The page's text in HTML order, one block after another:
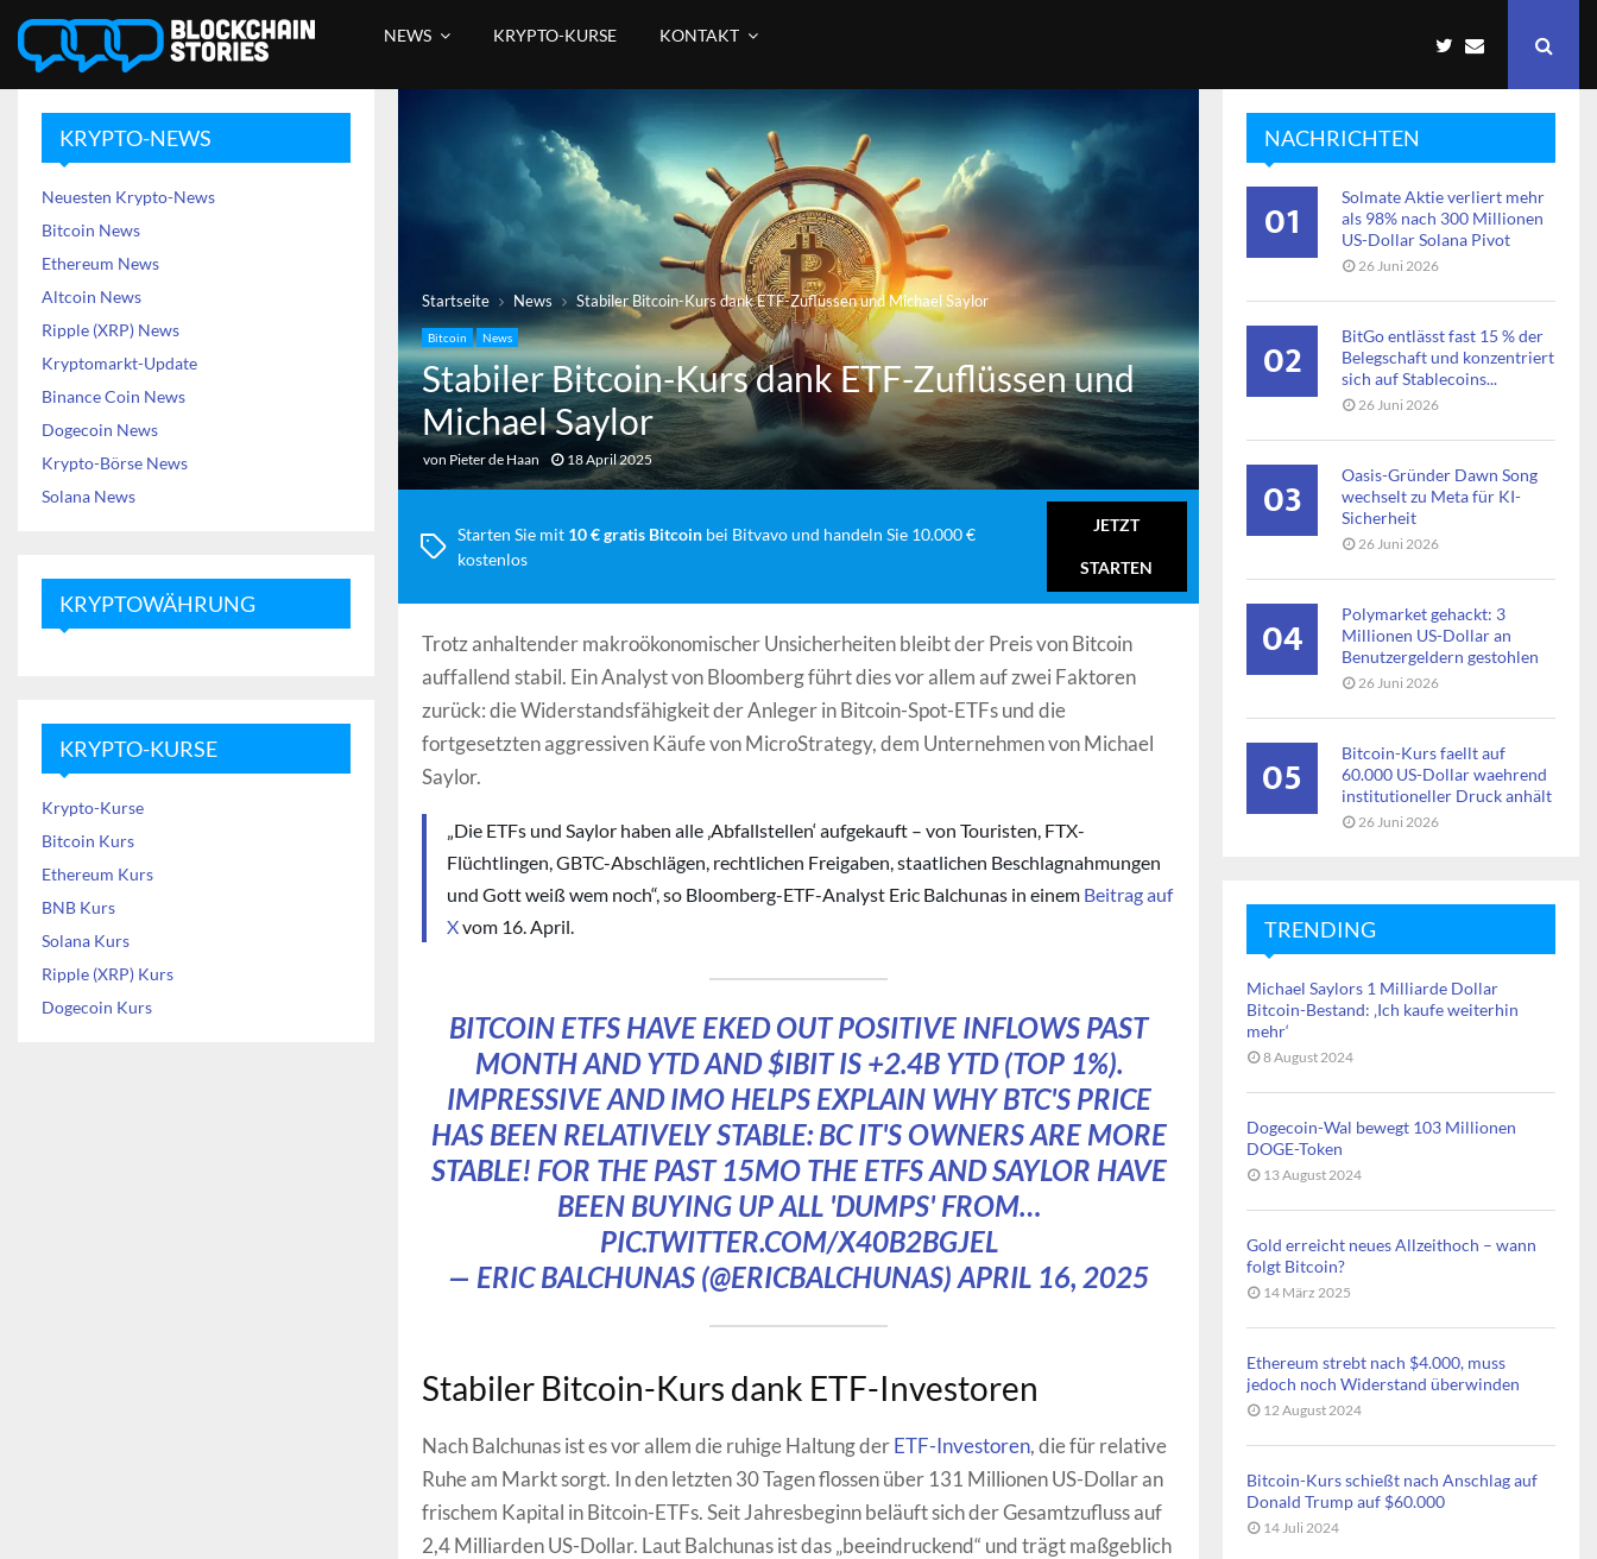
NEWS KRYPTO-KURSE KONTAKT
Startseite News Stabiler Bitcoin-Kurs dank ETF-Zuflüssen und Michael Saylor
Bitcoin News
Stabiler Bitcoin-Kurs dank ETF-Zuflüssen und
Michael Saylor
von Pieter de Haan 18 April 2025
Starten Sie mit 10 € gratis Bitcoin bei Bitvavo und handeln Sie 10.000 €
kostenlos
JETZT
STARTEN
Trotz anhaltender makroökonomischer Unsicherheiten bleibt der Preis von Bitcoin
auffallend stabil. Ein Analyst von Bloomberg führt dies vor allem auf zwei Faktoren
zurück: die Widerstandsfähigkeit der Anleger in Bitcoin-Spot-ETFs und die
fortgesetzten aggressiven Käufe von MicroStrategy, dem Unternehmen von Michael
Saylor.
„Die ETFs und Saylor haben alle ‚Abfallstellen‘ aufgekauft – von Touristen, FTX-
Flüchtlingen, GBTC-Abschlägen, rechtlichen Freigaben, staatlichen Beschlagnahmungen
und Gott weiß wem noch“, so Bloomberg-ETF-Analyst Eric Balchunas in einem Beitrag auf
Xvom 16. April.
BITCOIN ETFS HAVE EKED OUT POSITIVE INFLOWS PAST
MONTH AND YTD AND$IBITIS +2.4B YTD (TOP 1%).
IMPRESSIVE AND IMO HELPS EXPLAIN WHY BTC'S PRICE
HAS BEEN RELATIVELY STABLE: BC IT'S OWNERS ARE MORE
STABLE! FOR THE PAST 15MO THE ETFS AND SAYLOR HAVE
BEEN BUYING UP ALL 'DUMPS' FROM…
PIC.TWITTER.COM/X40B2BGJEL
— ERIC BALCHUNAS (@ERICBALCHUNAS) APRIL 16, 2025
Stabiler Bitcoin-Kurs dank ETF-Investoren
Nach Balchunas ist es vor allem die ruhige Haltung derETF-Investoren, die für relative
Ruhe am Markt sorgt. In den letzten 30 Tagen flossen über 131 Millionen US-Dollar an
frischem Kapital in Bitcoin-ETFs. Seit Jahresbeginn beläuft sich der Gesamtzufluss auf
2,4 Milliarden US-Dollar. Laut Balchunas ist das „beeindruckend“ und trägt maßgeblich
KRYPTO-NEWS
Neuesten Krypto-News
Bitcoin News
Ethereum News
Altcoin News
Ripple (XRP) News
Kryptomarkt-Update
Binance Coin News
Dogecoin News
Krypto-Börse News
Solana News
KRYPTOWÄHRUNG
KRYPTO-KURSE
Krypto-Kurse
Bitcoin Kurs
Ethereum Kurs
BNB Kurs
Solana Kurs
Ripple (XRP) Kurs
Dogecoin Kurs
NACHRICHTEN
01
Solmate Aktie verliert mehr
als 98% nach 300 Millionen
US-Dollar Solana Pivot
26 Juni 2026
02
BitGo entlässt fast 15 % der
Belegschaft und konzentriert
sich auf Stablecoins...
26 Juni 2026
03
Oasis-Gründer Dawn Song
wechselt zu Meta für KI-
Sicherheit
26 Juni 2026
04
Polymarket gehackt: 3
Millionen US-Dollar an
Benutzergeldern gestohlen
26 Juni 2026
05
Bitcoin-Kurs faellt auf
60.000 US-Dollar waehrend
institutioneller Druck anhält
26 Juni 2026
TRENDING
Michael Saylors 1 Milliarde Dollar
Bitcoin-Bestand: ‚Ich kaufe weiterhin
mehr‘
8 August 2024
Dogecoin-Wal bewegt 103 Millionen
DOGE-Token
13 August 2024
Gold erreicht neues Allzeithoch – wann
folgt Bitcoin?
14 März 2025
Ethereum strebt nach $4.000, muss
jedoch noch Widerstand überwinden
12 August 2024
Bitcoin-Kurs schießt nach Anschlag auf
Donald Trump auf $60.000
14 Juli 2024